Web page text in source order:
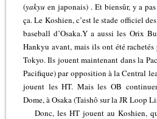
(yakyu en japonais) . Et biensûr, y a
ça.Le Koshien, c’est le stade officiel
baseball d’Osaka.Y a aussi les Orix
Hankyu avant, mais ils ont été
Tokyo. Ils jouent maintenant dans la
Pacifique) par opposition à la Central
jouent les HT. Mais les OB
Dome, à Osaka (Taishô sur la JR Loop
Donc, les HT jouent au Koshien,